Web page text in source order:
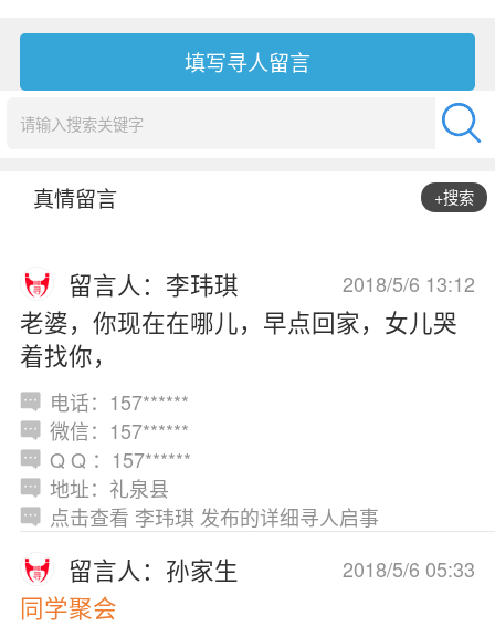
+搜索
真情留言
2018/5/6 13:12
留言人：李玮琪
老婆，你现在在哪儿，早点回家，女儿哭
着找你，
电话：157******
微信：157******
Q Q ：157******
地址：礼泉县
点击查看 李玮琪 发布的详细寻人启事
2018/5/6 05:33
留言人：孙家生
同学聚会